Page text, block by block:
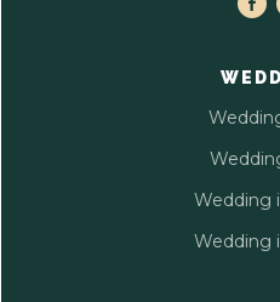
Wedding
Wedding